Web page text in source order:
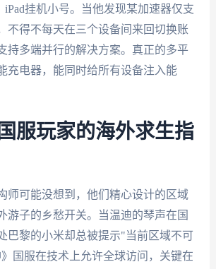
iPad挂机小号。当他发现某加速器仅支
不得不每天在三个设备间来回切换账
多端并行的解决方案。真正的多平
充电器，能同时给所有设备注入能
服玩家的海外求生指
师可能没想到，他们精心设计的区域
游子的乡愁开关。当温迪的琴声在国
巴黎的小米却总被提示"当前区域不可
国服在技术上允许全球访问，关键在